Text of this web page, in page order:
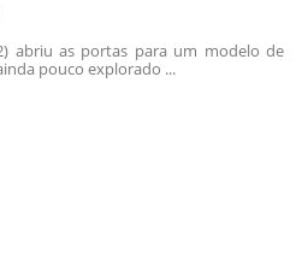
abriu as portas para um modelo de
pouco explorado ...